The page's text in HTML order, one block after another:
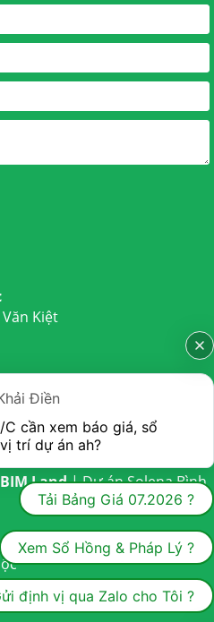
Kiệt
An
Lức
The AGULATrần Anh và Dự
Land| Dự ánSolena Bình
Điền
C cần xem báo giá, sổ
trí dự án ah?
Tải Bảng Giá 07.2026 ?
Xem Sổ Hồng & Pháp Lý ?
định vị qua Zalo cho Tôi ?